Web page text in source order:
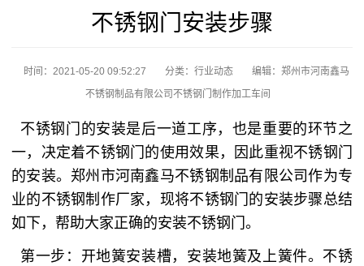
不锈钢门安装步骤
时间：2021-05-20 09:52:27 分类： 行业动态
编辑：郑州市河南鑫马
不锈钢制品有限公司不锈钢门制作加工车间
不锈钢门的安装是后一道工序，也是重要的环节之
一，决定着不锈钢门的使用效果，因此重视不锈钢门
的安装。郑州市河南鑫马不锈钢制品有限公司作为专
业的不锈钢制作厂家，现将不锈钢门的安装步骤总结
如下，帮助大家正确的安装不锈钢门。
第一步：开地簧安装槽，安装地簧及上簧件。不锈